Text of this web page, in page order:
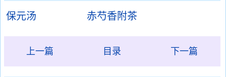
保元汤 赤芍香附茶
上一篇 目录 下一篇